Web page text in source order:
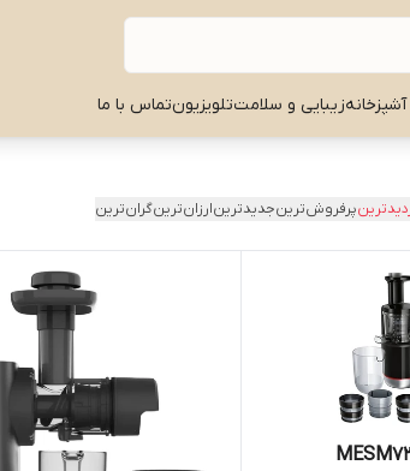
آشپزخانهزیبایی و سلامتتلویزیونتماس با ما
پرفروش‌ترینجدیدترینارزان‌ترینگران‌ترین